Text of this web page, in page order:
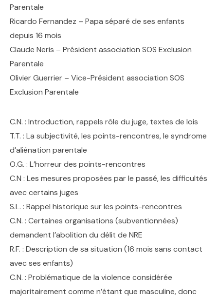
Parentale
Ricardo Fernandez – Papa séparé de ses enfants
depuis 16 mois
Claude Neris – Président association SOS Exclusion
Parentale
Olivier Guerrier – Vice-Président association SOS
Exclusion Parentale
C.N. : Introduction, rappels rôle du juge, textes de lois
T.T. : La subjectivité, les points-rencontres, le syndrome
d’aliénation parentale
O.G. : L’horreur des points-rencontres
C.N : Les mesures proposées par le passé, les difficultés
avec certains juges
S.L. : Rappel historique sur les points-rencontres
C.N. : Certaines organisations (subventionnées)
demandent l’abolition du délit de NRE
R.F. : Description de sa situation (16 mois sans contact
avec ses enfants)
C.N. : Problématique de la violence considérée
majoritairement comme n’étant que masculine, donc